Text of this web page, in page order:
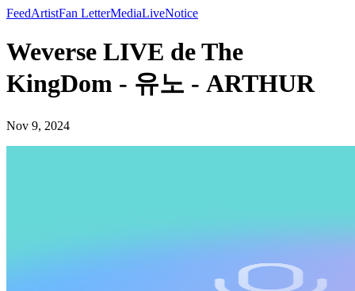
FeedArtistFan LetterMediaLiveNotice
Weverse LIVE de The
KingDom - 유노 - ARTHUR
Nov 9, 2024